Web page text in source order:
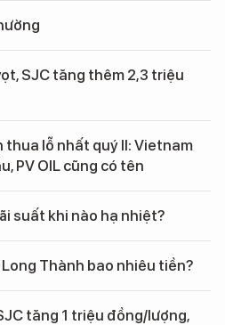
SJC tăng thêm 2,3 triệu
thua lỗ nhất quý II: Vietnam
PV OIL cũng có tên
suất khi nào hạ nhiệt?
Thành bao nhiêu tiền?
tăng 1 triệu đồng/lượng,